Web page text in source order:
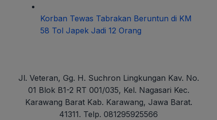
Korban Tewas Tabrakan Beruntun di KM
58 Tol Japek Jadi 12 Orang
Jl. Veteran, Gg. H. Suchron Lingkungan Kav. No.
01 Blok B1-2 RT 001/035, Kel. Nagasari Kec.
Karawang Barat Kab. Karawang, Jawa Barat.
41311. Telp. 081295925566